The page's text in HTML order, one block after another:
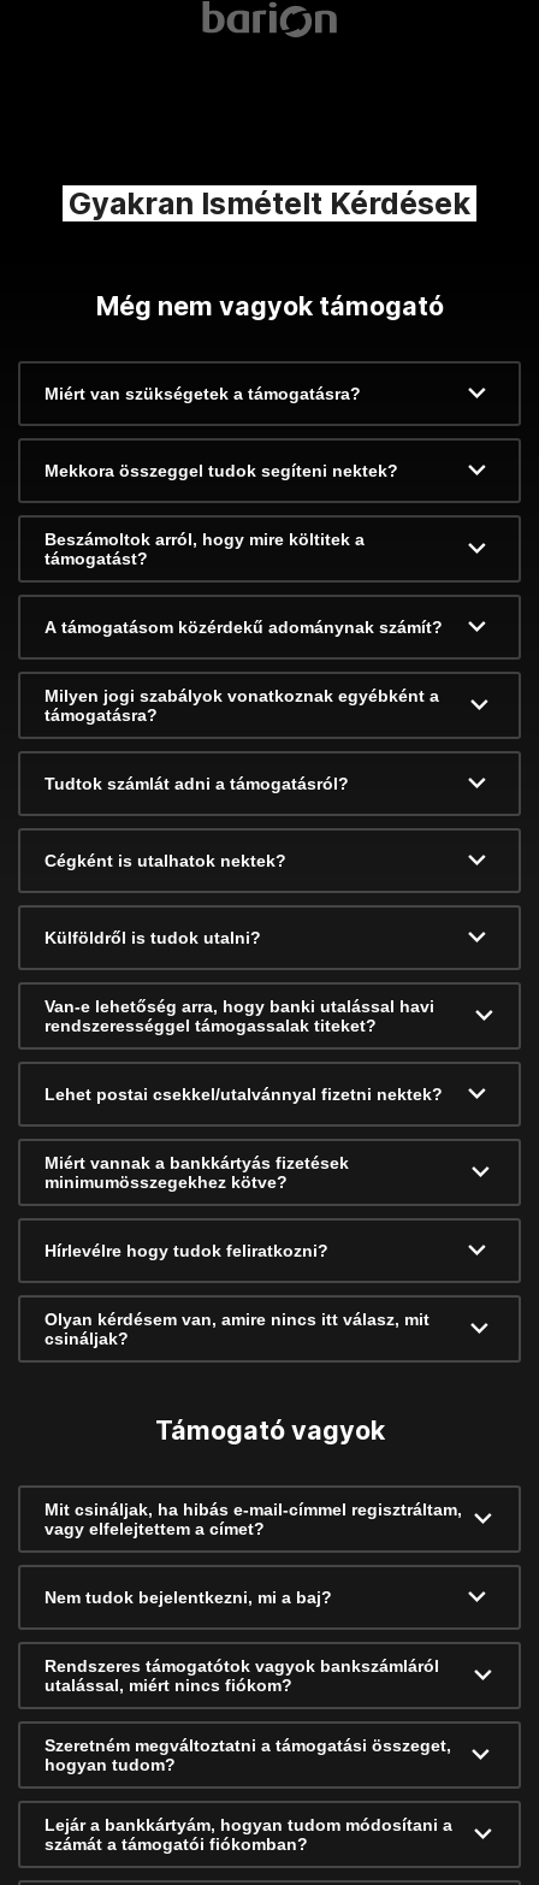
Gyakran Ismételt Kérdések
Még nem vagyok támogató
Miért van szükségetek a támogatásra?
Mekkora összeggel tudok segíteni nektek?
Beszámoltok arról, hogy mire költitek a
támogatást?
A támogatásom közérdekű adománynak számít?
Milyen jogi szabályok vonatkoznak egyébként a
támogatásra?
Tudtok számlát adni a támogatásról?
Cégként is utalhatok nektek?
Külföldről is tudok utalni?
Van-e lehetőség arra, hogy banki utalással havi
rendszerességgel támogassalak titeket?
Lehet postai csekkel/utalvánnyal fizetni nektek?
Miért vannak a bankkártyás fizetések
minimumösszegekhez kötve?
Hírlevélre hogy tudok feliratkozni?
Olyan kérdésem van, amire nincs itt válasz, mit
csináljak?
Támogató vagyok
Mit csináljak, ha hibás e-mail-címmel regisztráltam,
vagy elfelejtettem a címet?
Nem tudok bejelentkezni, mi a baj?
Rendszeres támogatótok vagyok bankszámláról
utalással, miért nincs fiókom?
Szeretném megváltoztatni a támogatási összeget,
hogyan tudom?
Lejár a bankkártyám, hogyan tudom módosítani a
számát a támogatói fiókomban?